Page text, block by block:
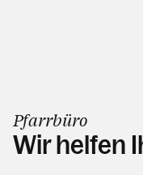
Pfarrbüro
Wir helfen